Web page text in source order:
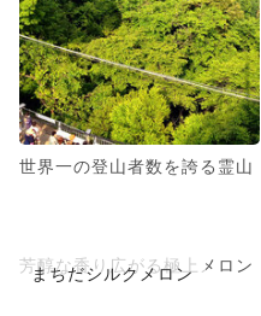
世界一の登山者数を誇る霊山
まちだシルクメロン
芳醇な香り広がる極上メロン